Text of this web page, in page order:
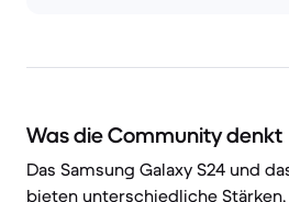
Was die Community denkt
Das Samsung Galaxy S24 und
bieten unterschiedliche